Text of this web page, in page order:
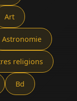
Art
Astronomie
religions
Bd